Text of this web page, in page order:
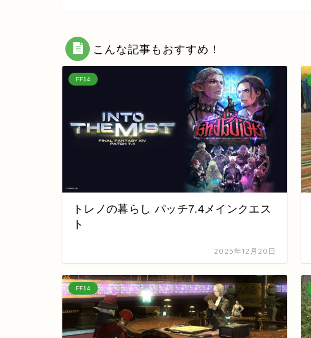
こんな記事もおすすめ！
FF14
トレノの暮らし パッチ7.4メインクエス
ト
2025年12月20日
FF14